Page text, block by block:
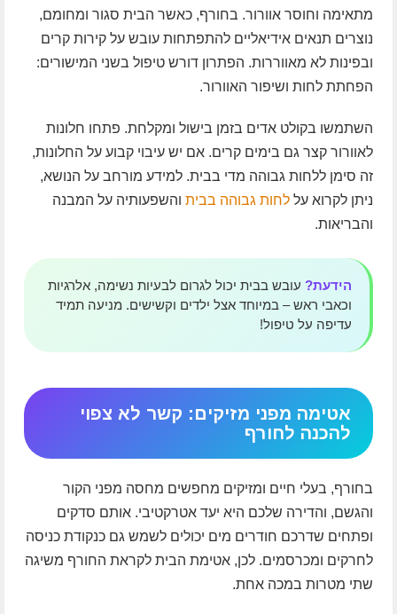
מתאימה וחוסר אוורור. בחורף, כאשר הבית סגור ומחומם,
נוצרים תנאים אידיאליים להתפתחות עובש על קירות קרים
ובפינות לא מאווררות. הפתרון דורש טיפול בשני המישורים:
הפחתת לחות ושיפור האוורור.
השתמשו בקולט אדים בזמן בישול ומקלחת. פתחו חלונות
לאוורור קצר גם בימים קרים. אם יש עיבוי קבוע על החלונות,
זה סימן ללחות גבוהה מדי בבית. למידע מורחב על הנושא,
ניתן לקרוא על לחות גבוהה בביתוהשפעותיה על המבנה
והבריאות.
הידעת?עובש בבית יכול לגרום לבעיות נשימה, אלרגיות
וכאבי ראש – במיוחד אצל ילדים וקשישים. מניעה תמיד
עדיפה על טיפול!
אטימה מפני מזיקים: קשר לא צפוי
להכנה לחורף
בחורף, בעלי חיים ומזיקים מחפשים מחסה מפני הקור
והגשם, והדירה שלכם היא יעד אטרקטיבי. אותם סדקים
ופתחים שדרכם חודרים מים יכולים לשמש גם כנקודת כניסה
לחרקים ומכרסמים. לכן, אטימת הבית לקראת החורף משיגה
שתי מטרות במכה אחת.